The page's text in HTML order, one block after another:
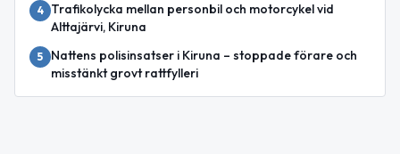
4
Trafikolycka mellan personbil och motorcykel vid
Alttajärvi, Kiruna
5
Nattens polisinsatser i Kiruna – stoppade förare och
misstänkt grovt rattfylleri